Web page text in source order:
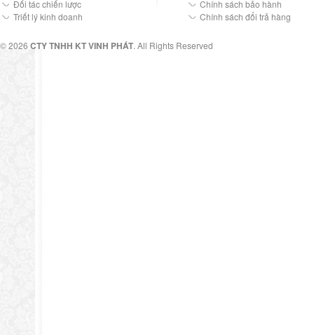
Đối tác chiến lược
Triết lý kinh doanh
Chính sách bảo hành
Chính sách đổi trả hàng
© 2026 CTY TNHH KT VINH PHÁT. All Rights Reserved